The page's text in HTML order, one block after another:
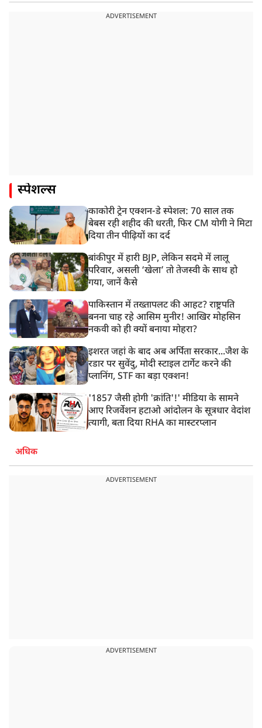
ADVERTISEMENT
स्पेशल्स
काकोरी ट्रेन एक्शन-डे स्पेशल: 70 साल तक
बेबस रही शहीद की धरती, फिर CM योगी ने मिटा
दिया तीन पीढ़ियों का दर्द
बांकीपुर में हारी BJP, लेकिन सदमे में लालू
परिवार, असली ‘खेला’ तो तेजस्वी के साथ हो
गया, जानें कैसे
पाकिस्तान में तख्तापलट की आहट? राष्ट्रपति
बनना चाह रहे आसिम मुनीर! आखिर मोहसिन
नकवी को ही क्यों बनाया मोहरा?
इशरत जहां के बाद अब अर्पिता सरकार...जैश के
रडार पर सुवेंदु, मोदी स्टाइल टार्गेट करने की
प्लानिंग, STF का बड़ा एक्शन!
'1857 जैसी होगी 'क्रांति'!' मीडिया के सामने
आए रिजर्वेशन हटाओ आंदोलन के सूत्रधार वेदांश
त्यागी, बता दिया RHA का मास्टरप्लान
अधिक
ADVERTISEMENT
ADVERTISEMENT